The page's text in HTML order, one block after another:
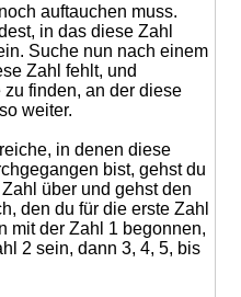
auftauchen muss.
in das diese Zahl
Suche nun nach einem
Zahl fehlt, und
finden, an der diese
weiter.
in denen diese
bist, gehst du
über und gehst den
den du für die erste Zahl
mit der Zahl 1 begonnen,
2 sein, dann 3, 4, 5, bis